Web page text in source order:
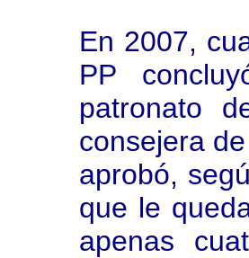
En 2007,
PP
patronato
consejera
aprobó,
que le
apenas